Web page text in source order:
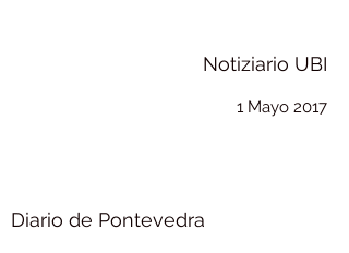
Notiziario UBI
1 Mayo 2017
Diario de Pontevedra